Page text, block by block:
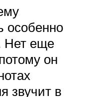
особенно
Нет еще
он
звучит в